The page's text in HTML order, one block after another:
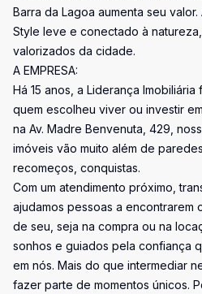
Barra da Lagoa aumenta seu
Style leve e conectado à
valorizados da cidade.
A EMPRESA:
Há 15 anos, a Liderança
quem escolheu viver ou investir
na Av. Madre Benvenuta, 429,
imóveis vão muito além de
recomeços, conquistas.
Com um atendimento próximo,
ajudamos pessoas a encontrarem
de seu, seja na compra ou na
sonhos e guiados pela confiança
em nós. Mais do que intermediar
fazer parte de momentos únicos.